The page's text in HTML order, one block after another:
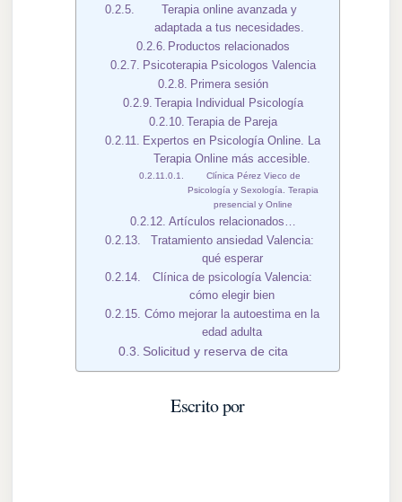
Terapia online avanzada y
adaptada a tus necesidades.
Productos relacionados
Psicoterapia Psicologos Valencia
Primera sesión
Terapia Individual Psicología
Terapia de Pareja
Expertos en Psicología Online. La
Terapia Online más accesible.
Clínica Pérez Vieco de
Psicología y Sexología. Terapia
presencial y Online
Artículos relacionados…
Tratamiento ansiedad Valencia:
qué esperar
Clínica de psicología Valencia:
cómo elegir bien
Cómo mejorar la autoestima en la
edad adulta
Solicitud y reserva de cita
Escrito por